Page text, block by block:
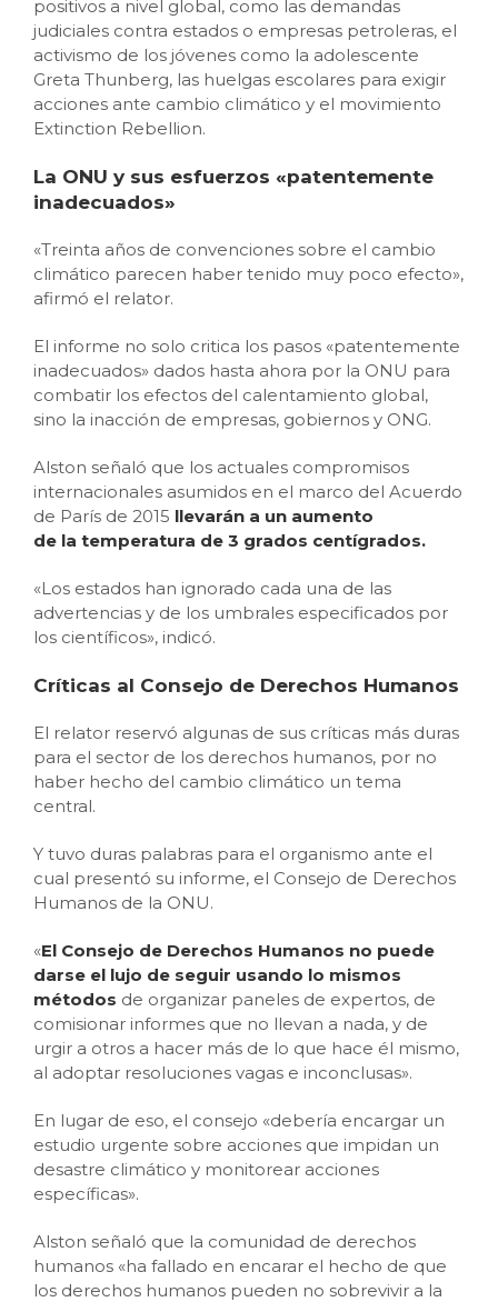
positivos a nivel global, como las demandas
judiciales contra estados o empresas petroleras, el
activismo de los jóvenes como la adolescente
Greta Thunberg, las huelgas escolares para exigir
acciones ante cambio climático y el movimiento
Extinction Rebellion.
La ONU y sus esfuerzos «patentemente
inadecuados»
«Treinta años de convenciones sobre el cambio
climático parecen haber tenido muy poco efecto»,
afirmó el relator.
El informe no solo critica los pasos «patentemente
inadecuados» dados hasta ahora por la ONU para
combatir los efectos del calentamiento global,
sino la inacción de empresas, gobiernos y ONG.
Alston señaló que los actuales compromisos
internacionales asumidos en el marco del Acuerdo
de París de 2015 llevarán a un aumento
de la temperatura de 3 grados centígrados.
«Los estados han ignorado cada una de las
advertencias y de los umbrales especificados por
los científicos», indicó.
Críticas al Consejo de Derechos Humanos
El relator reservó algunas de sus críticas más duras
para el sector de los derechos humanos, por no
haber hecho del cambio climático un tema
central.
Y tuvo duras palabras para el organismo ante el
cual presentó su informe, el Consejo de Derechos
Humanos de la ONU.
«El Consejo de Derechos Humanos no puede
darse el lujo de seguir usando lo mismos
métodos de organizar paneles de expertos, de
comisionar informes que no llevan a nada, y de
urgir a otros a hacer más de lo que hace él mismo,
al adoptar resoluciones vagas e inconclusas».
En lugar de eso, el consejo «debería encargar un
estudio urgente sobre acciones que impidan un
desastre climático y monitorear acciones
específicas».
Alston señaló que la comunidad de derechos
humanos «ha fallado en encarar el hecho de que
los derechos humanos pueden no sobrevivir a la